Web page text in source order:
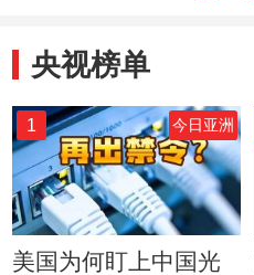
央视榜单
1 今日亚洲
美国为何盯上中国光